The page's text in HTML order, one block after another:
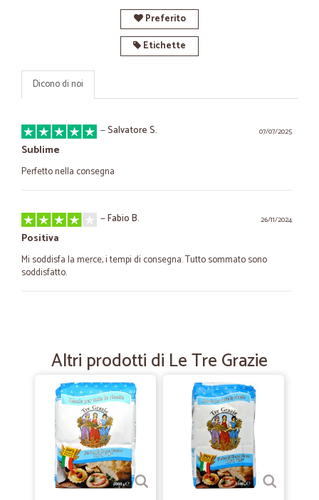
Preferito
Etichette
Dicono di noi
07/07/2025
—Salvatore S.
Sublime
Perfetto nella consegna
26/11/2024
—Fabio B.
Positiva
Mi soddisfa la merce, i tempi di consegna. Tutto sommato sono
soddisfatto.
Puntuali nella consegna e merce ricevuta senza danni. Ottimo
—Rosaria G.
Puntuali ed efficienti
Puntuali ed efficienti. Ho ricevuto sempre informazioni sul mio ordine
in ogni passaggio. L'acquisto fatto è stato di mio gradimento
Altri prodotti di Le Tre Grazie